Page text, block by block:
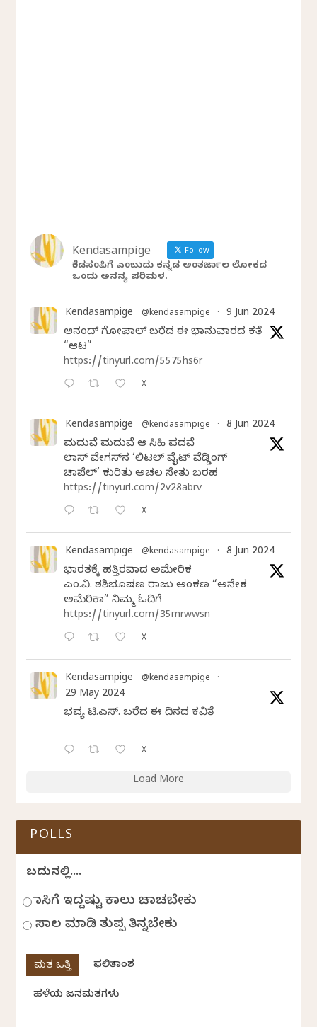
Kendasampige Follow
ಕೆಂಡಸಂಪಿಗೆ ಎಂಬುದು ಕನ್ನಡ ಅಂತರ್ಜಾಲ ಲೋಕದ
ಒಂದು ಅನನ್ಯ ಪರಿಮಳ.
Kendasampige @kendasampige · 9 Jun 2024
ಆನಂದ್‌ ಗೋಪಾಲ್‌ ಬರೆದ ಈ ಭಾನುವಾರದ ಕತೆ
“ಆಟ”
https://tinyurl.com/5575hs6r
X
Kendasampige @kendasampige · 8 Jun 2024
ಮದುವೆ ಮದುವೆ ಆ ಸಿಹಿ ಪದವೆ
ಲಾಸ್‌ ವೇಗಸ್‌ನ ‘ಲಿಟಲ್ ವೈಟ್ ವೆಡ್ಡಿಂಗ್
ಚಾಪೆಲ್’ ಕುರಿತು ಅಚಲ ಸೇತು ಬರಹ
https://tinyurl.com/2v28abrv
X
Kendasampige @kendasampige · 8 Jun 2024
ಭಾರತಕ್ಕೆ ಹತ್ತಿರವಾದ ಅಮೇರಿಕ
ಎಂ.ವಿ. ಶಶಿಭೂಷಣ ರಾಜು ಅಂಕಣ “ಅನೇಕ
ಅಮೆರಿಕಾ” ನಿಮ್ಮ ಓದಿಗೆ
https://tinyurl.com/35mrwwsn
X
Kendasampige @kendasampige ·
29 May 2024
ಭವ್ಯ ಟಿ.ಎಸ್. ಬರೆದ ಈ ದಿನದ ಕವಿತೆ
X
Load More
POLLS
ಬದುಕಿನಲ್ಲಿ....
ಹಾಸಿಗೆ ಇದ್ದಷ್ಟು ಕಾಲು ಚಾಚಬೇಕು
ಸಾಲ ಮಾಡಿ ತುಪ್ಪ ತಿನ್ನಬೇಕು
ಫಲಿತಾಂಶ
ಹಳೆಯ ಜನಮತಗಳು